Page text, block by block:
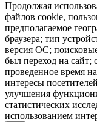
Продолжая
файлов cookie,
предполагаемое
браузера; тип
версия ОС;
был переход на
проведенное время
интересы
улучшения
статистических
использованием